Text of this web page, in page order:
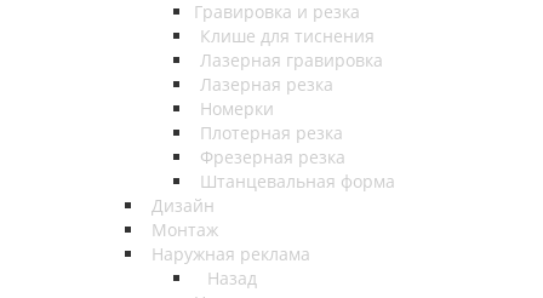
Гравировка и резка
Клише для тиснения
Лазерная гравировка
Лазерная резка
Номерки
Плотерная резка
Фрезерная резка
Штанцевальная форма
Дизайн
Монтаж
Наружная реклама
Назад